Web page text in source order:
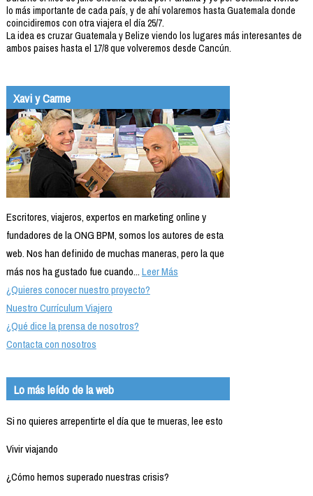
lo más importante de cada país, y de ahí volaremos hasta Guatemala donde
coincidiremos con otra viajera el día 25/7.
La idea es cruzar Guatemala y Belize viendo los lugares más interesantes de
ambos paises hasta el 17/8 que volveremos desde Cancún.
Xavi y Carme
Escritores, viajeros, expertos en marketing online y
fundadores de la ONG BPM, somos los autores de esta
web. Nos han definido de muchas maneras, pero la que
más nos ha gustado fue cuando...Leer Más
¿Quieres conocer nuestro proyecto?
Nuestro Currículum Viajero
¿Qué dice la prensa de nosotros?
Contacta con nosotros
Lo más leído de la web
Si no quieres arrepentirte el día que te mueras, lee esto
Vivir viajando
¿Cómo hemos superado nuestras crisis?